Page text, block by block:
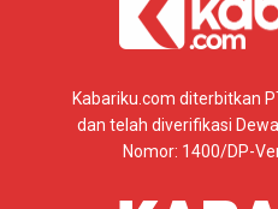
Kabariku.com diterbitkan
dan telah diverifikasi
Nomor: 1400/DP-